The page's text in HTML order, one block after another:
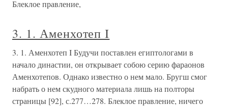
Блеклое правление,
3. 1. Аменхотеп I
3. 1. Аменхотеп I Будучи поставлен египтологами в
начало династии, он открывает собою серию фараонов
Аменхотепов. Однако известно о нем мало. Бругш смог
набрать о нем скудного материала лишь на полторы
страницы [92], с.277…278. Блеклое правление, ничего